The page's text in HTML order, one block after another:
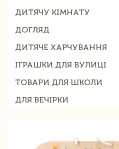
ДИТЯЧУ КІМНАТУ
ДОГЛЯД
ДИТЯЧЕ ХАРЧУВАННЯ
ІГРАШКИ ДЛЯ ВУЛИЦІ
ТОВАРИ ДЛЯ ШКОЛИ
ДЛЯ ВЕЧІРКИ